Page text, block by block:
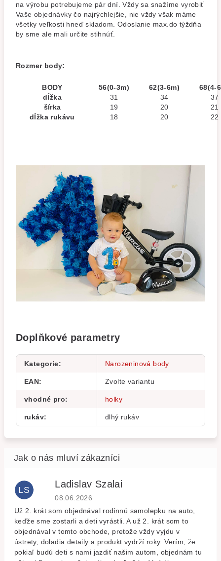
na výrobu potrebujeme pár dní. Vždy sa snažíme vyrobiť
Vaše objednávky čo najrýchlejšie, nie vždy však máme
všetky veľkosti hneď skladom. Odoslanie max.do týždňa
by sme ale mali určite stihnúť.
Rozmer body:
BODY 56(0-3m) 62(3-6m)
68(4-
dĺžka
31 34
37
šírka
19 20
21
dĺžka rukávu
18 20 22
Doplňkové parametry
Kategorie: Narozeninová body
EAN: Zvolte variantu
vhodné pro: holky
rukáv: dlhý rukáv
LS
Ladislav Szalai
Hodnocení obchodu je 5 z 5 hvězdiček.
08.06.2026
Už 2. krát som objednával rodinnú samolepku na auto,
keďže sme zostarli a deti vyrástli. A už 2. krát som to
objednával v tomto obchode, pretože vždy vyjdu v
ústrety, doladia detaily a produkt vydrží roky. Verím, že
pokiaľ budú deti s nami jazdiť našim autom, objednám tu